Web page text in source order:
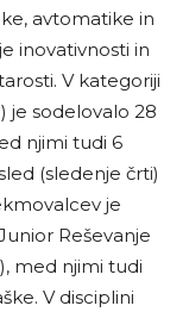
avtomatike in
inovativnosti in
V kategoriji
je sodelovalo 28
njimi tudi 6
(sledenje črti)
je
Reševanje
med njimi tudi
V disciplini